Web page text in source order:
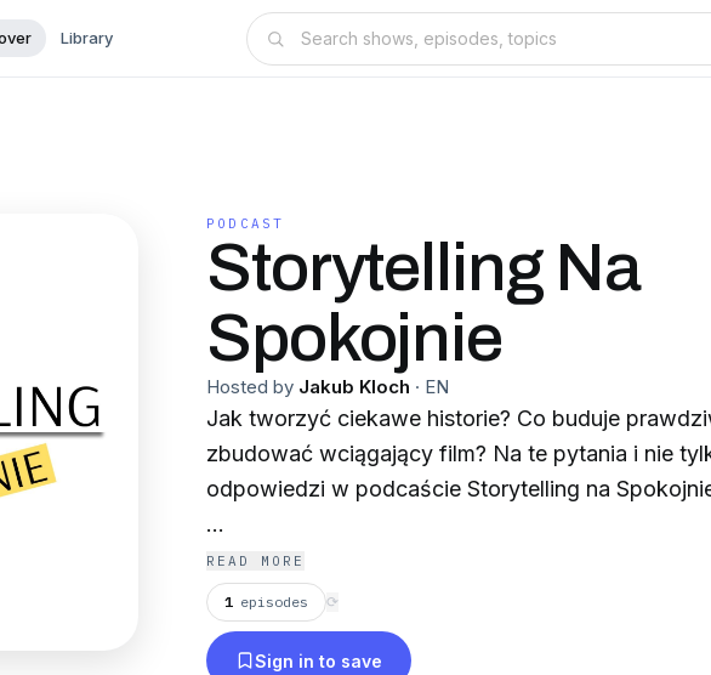
Library
PODCAST
Storytelling Na
Spokojnie
Hosted by Jakub Kloch · EN
Jak tworzyć ciekawe historie? Co buduje
zbudować wciągający film? Na te pytania i nie
odpowiedzi w podcaście Storytelling na
Zapraszam do odkrywania razem ze mną świata
READ MORE
1 episodes ⟳
Sign in to save